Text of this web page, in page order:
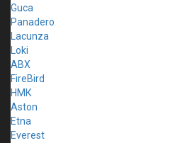
Guca
Panadero
Lacunza
Loki
ABX
FireBird
НМК
Aston
Etna
Everest